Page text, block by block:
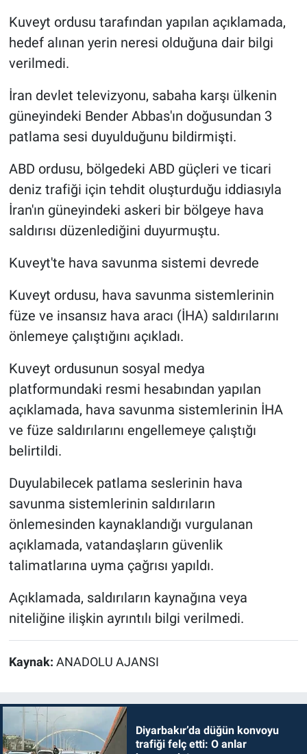
Kuveyt ordusu tarafından yapılan açıklamada,
hedef alınan yerin neresi olduğuna dair bilgi
verilmedi.
İran devlet televizyonu, sabaha karşı ülkenin
güneyindeki Bender Abbas'ın doğusundan 3
patlama sesi duyulduğunu bildirmişti.
ABD ordusu, bölgedeki ABD güçleri ve ticari
deniz trafiği için tehdit oluşturduğu iddiasıyla
İran'ın güneyindeki askeri bir bölgeye hava
saldırısı düzenlediğini duyurmuştu.
Kuveyt'te hava savunma sistemi devrede
Kuveyt ordusu, hava savunma sistemlerinin
füze ve insansız hava aracı (İHA) saldırılarını
önlemeye çalıştığını açıkladı.
Kuveyt ordusunun sosyal medya
platformundaki resmi hesabından yapılan
açıklamada, hava savunma sistemlerinin İHA
ve füze saldırılarını engellemeye çalıştığı
belirtildi.
Duyulabilecek patlama seslerinin hava
savunma sistemlerinin saldırıların
önlemesinden kaynaklandığı vurgulanan
açıklamada, vatandaşların güvenlik
talimatlarına uyma çağrısı yapıldı.
Açıklamada, saldırıların kaynağına veya
niteliğine ilişkin ayrıntılı bilgi verilmedi.
Kaynak: ANADOLU AJANSI
Diyarbakır’da düğün konvoyu
trafiği felç etti: O anlar